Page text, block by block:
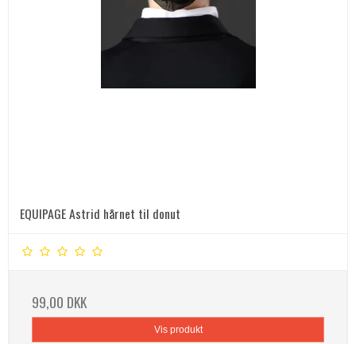
EQUIPAGE Astrid hårnet til donut
99,00 DKK
Vis produkt